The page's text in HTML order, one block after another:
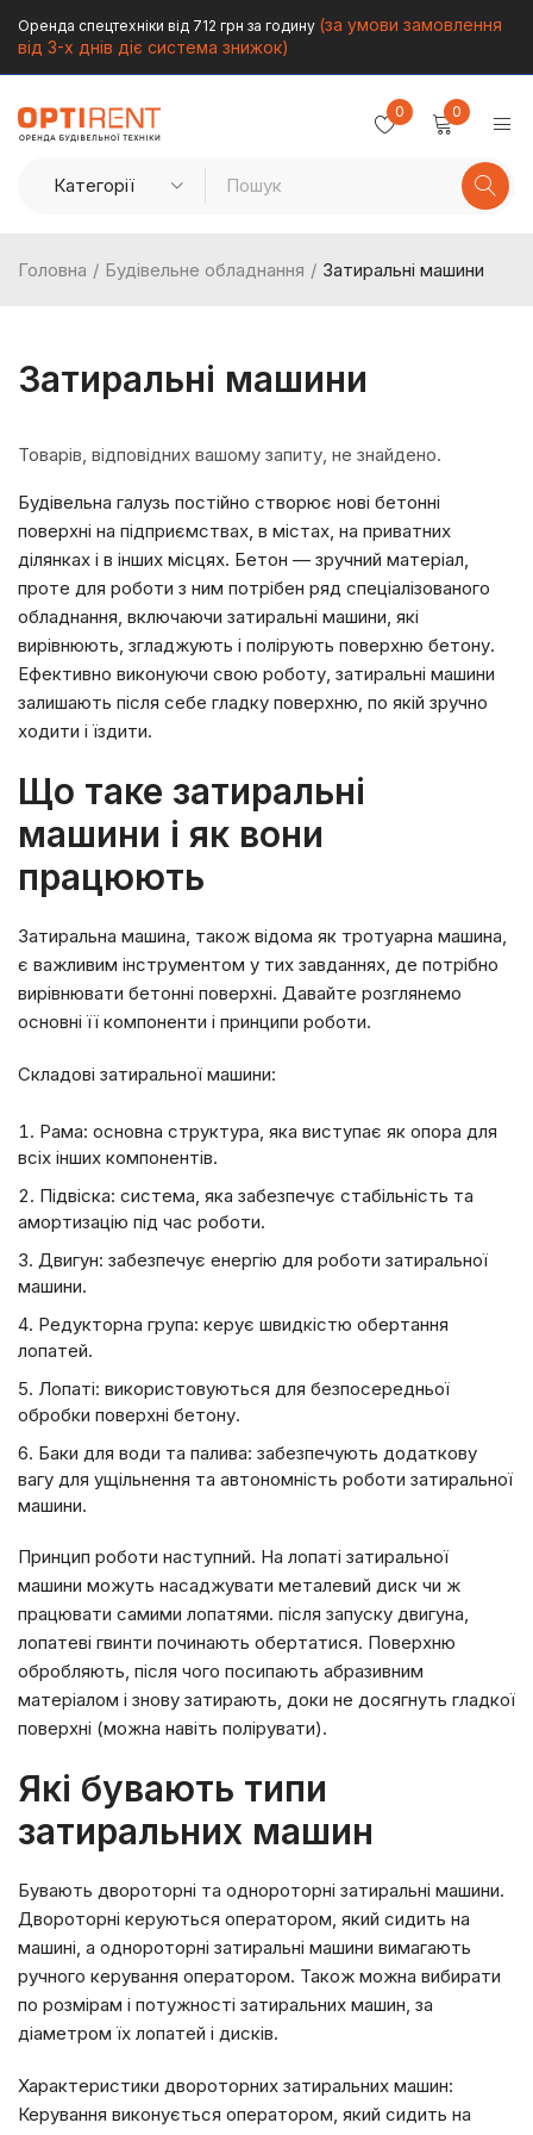
Оренда спецтехніки від 712 грн за годину (за умови замовлення
від 3-х днів діє система знижок)
0 0
Затиральні машини
Головна / Будівельне обладнання / Затиральні машини
Товарів, відповідних вашому запиту, не знайдено.
Будівельна галузь постійно створює нові бетонні
поверхні на підприємствах, в містах, на приватних
ділянках і в інших місцях. Бетон — зручний матеріал,
проте для роботи з ним потрібен ряд спеціалізованого
обладнання, включаючи затиральні машини, які
вирівнюють, згладжують і полірують поверхню бетону.
Ефективно виконуючи свою роботу, затиральні машини
залишають після себе гладку поверхню, по якій зручно
ходити і їздити.
Що таке затиральні
машини і як вони
працюють
Затиральна машина, також відома як тротуарна машина,
є важливим інструментом у тих завданнях, де потрібно
вирівнювати бетонні поверхні. Давайте розглянемо
основні її компоненти і принципи роботи.
Складові затиральної машини:
Рама: основна структура, яка виступає як опора для
всіх інших компонентів.
Підвіска: система, яка забезпечує стабільність та
амортизацію під час роботи.
Двигун: забезпечує енергію для роботи затиральної
машини.
Редукторна група: керує швидкістю обертання
лопатей.
Лопаті: використовуються для безпосередньої
обробки поверхні бетону.
Баки для води та палива: забезпечують додаткову
вагу для ущільнення та автономність роботи затиральної
машини.
Принцип роботи наступний. На лопаті затиральної
машини можуть насаджувати металевий диск чи ж
працювати самими лопатями. після запуску двигуна,
лопатеві гвинти починають обертатися. Поверхню
обробляють, після чого посипають абразивним
матеріалом і знову затирають, доки не досягнуть гладкої
поверхні (можна навіть полірувати).
Які бувають типи
затиральних машин
Бувають двороторні та однороторні затиральні машини.
Двороторні керуються оператором, який сидить на
машині, а однороторні затиральні машини вимагають
ручного керування оператором. Також можна вибирати
по розмірам і потужності затиральних машин, за
діаметром їх лопатей і дисків.
Характеристики двороторних затиральних машин:
Керування виконується оператором, який сидить на